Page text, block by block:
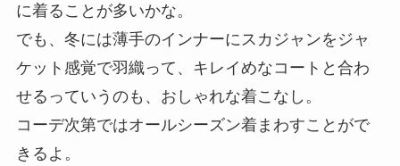
に着ることが多いかな。
でも、冬には薄手のインナーにスカジャンをジャ
ケット感覚で羽織って、キレイめなコートと合わ
せるっていうのも、おしゃれな着こなし。
コーデ次第ではオールシーズン着まわすことがで
きるよ。